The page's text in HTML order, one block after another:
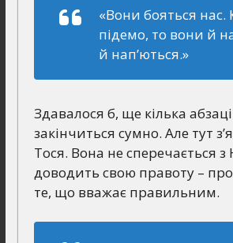
«Вони бояться нас.
підемо, то вони й
й нап’ються.»
Здавалося б, ще кілька
закінчиться сумно. Але тут
Тося. Вона не сперечається
доводить свою правоту –
те, що вважає правильним.